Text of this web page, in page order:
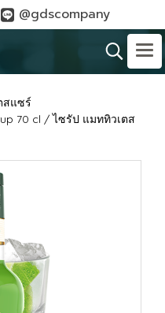
@gdscompany
สแซร์
70 cl / ไซรัป แมททิวเตส